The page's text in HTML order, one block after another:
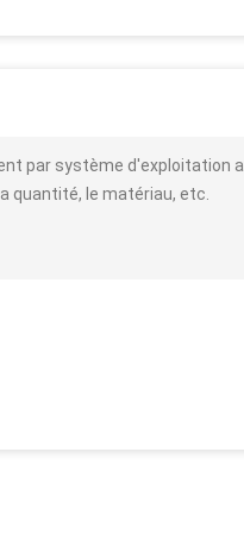
par système d'exploitation
quantité, le matériau, etc.